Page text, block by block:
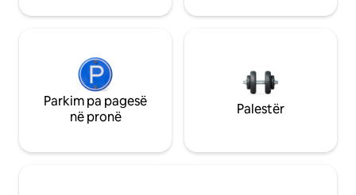
Parkim pa pagesë
në pronë
Palestër